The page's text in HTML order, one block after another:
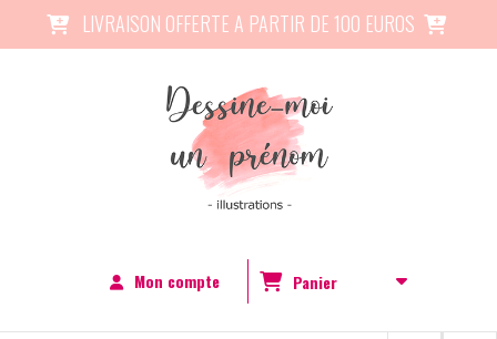
 LIVRAISON OFFERTE A PARTIR DE 100 EUROS 
Mon compte Panier